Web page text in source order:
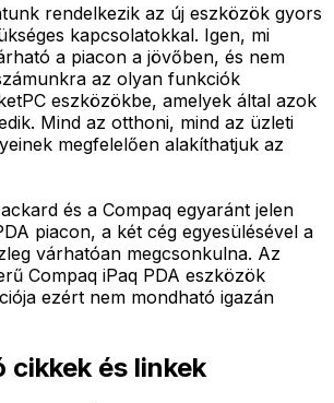
rendelkezik az új eszközök gyors
kapcsolatokkal. Igen, mi
a piacon a jövőben, és nem
az olyan funkciók
eszközökbe, amelyek által azok
Mind az otthoni, mind az üzleti
megfelelően alakíthatjuk az
és a Compaq egyaránt jelen
piacon, a két cég egyesülésével a
várhatóan megcsonkulna. Az
Compaq iPaq PDA eszközök
ezért nem mondható igazán
cikkek és linkek